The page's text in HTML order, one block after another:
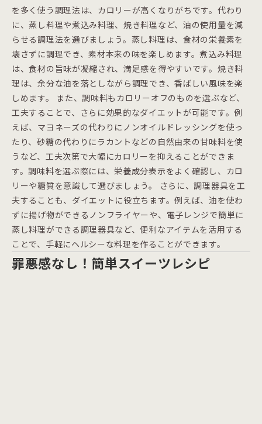
を多く使う調理法は、カロリーが高くなりがちです。代わり
に、蒸し料理や煮込み料理、焼き料理など、油の使用量を減
らせる調理法を選びましょう。蒸し料理は、食材の栄養素を
壊さずに調理でき、素材本来の味を楽しめます。煮込み料理
は、食材の旨味が凝縮され、満足感を得やすいです。焼き料
理は、余分な油を落としながら調理でき、香ばしい風味を楽
しめます。 また、調味料もカロリーオフのものを選ぶなど、
工夫することで、さらに効果的なダイエットが可能です。例
えば、マヨネーズの代わりにノンオイルドレッシングを使っ
たり、砂糖の代わりにラカントなどの自然由来の甘味料を使
うなど、工夫次第で大幅にカロリーを抑えることができま
す。調味料を選ぶ際には、栄養成分表示をよく確認し、カロ
リーや糖質を意識して選びましょう。 さらに、調理器具を工
夫することも、ダイエットに役立ちます。例えば、油を使わ
ずに揚げ物ができるノンフライヤーや、電子レンジで簡単に
蒸し料理ができる調理器具など、便利なアイテムを活用する
ことで、手軽にヘルシーな料理を作ることができます。
罪悪感なし！簡単スイーツレシピ